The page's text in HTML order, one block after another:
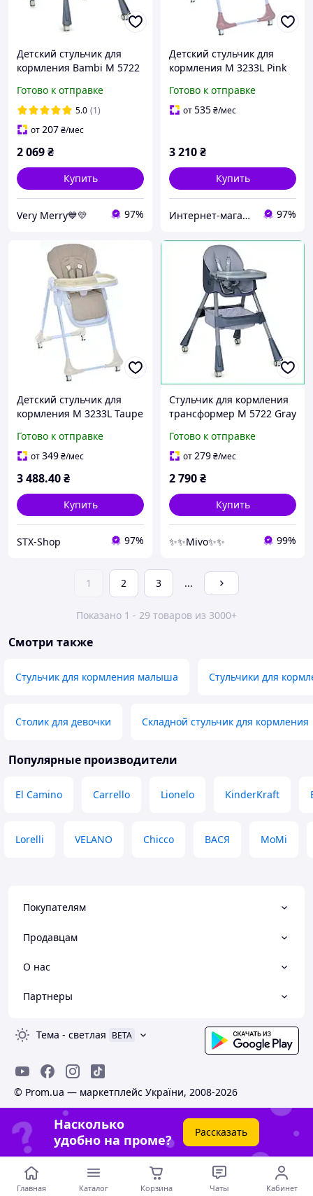
Детский стульчик для
кормления Bambi M 5722
спинки, подножки и
съемным столиком
Готово к отправке
5.0 (1)
от207₴/мес
2 069₴
Купить
Very Merry💙💛 97%
Детский стульчик для
кормления M 3233L Pink
Готово к отправке
от535₴/мес
3 210₴
Купить
Интернет-магазин "МОЙ ДОМОВОЙ" 97%
Детский стульчик для
кормления M 3233L Taupe
Готово к отправке
от349₴/мес
3 488.40₴
Купить
STX-Shop 97%
Стульчик для кормления
трансформер M 5722 Gray
корзиной для игрушек до
20кг серый
Готово к отправке
от279₴/мес
2 790₴
Купить
✨✨Mivo✨✨ 99%
1 2 3 ...
Показано 1 - 29 товаров из 3000+
Смотри также
Стульчик для кормления малыша Стульчики для
Столик для девочки Складной стульчик для кормления
Популярные производители
El Camino Carrello Lionelo KinderKraft
Lorelli VELANO Chicco ВАСЯ MoMi
Покупателям
Продавцам
О нас
Партнеры
Тема - светлая BETA
© Prom.ua — маркетплейс України, 2008-2026
Насколько
удобно на проме?
Рассказать
Главная Каталог Корзина Чаты Кабинет